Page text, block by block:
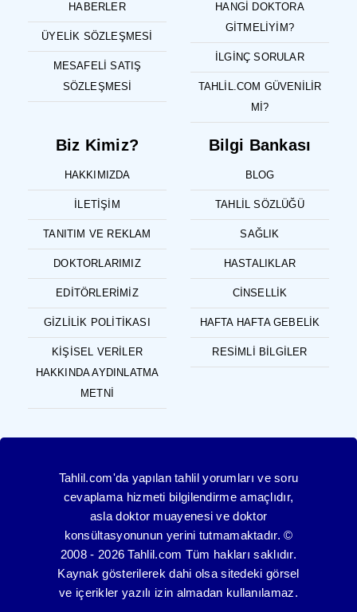
HABERLER
ÜYELIK SÖZLEŞMESI
MESAFELI SATIŞ
SÖZLEŞMESI
HANGI DOKTORA
GITMELIYIM?
İLGINÇ SORULAR
TAHLIL.COM GÜVENILIR
MI?
Biz Kimiz?
HAKKIMIZDA
İLETIŞIM
TANITIM VE REKLAM
DOKTORLARIMIZ
EDITÖRLERIMIZ
GIZLILIK POLITIKASI
KIŞISEL VERILER
HAKKINDA AYDINLATMA
METNI
Bilgi Bankası
BLOG
TAHLIL SÖZLÜĞÜ
SAĞLIK
HASTALIKLAR
CINSELLIK
HAFTA HAFTA GEBELIK
RESIMLI BILGILER
Tahlil.com'da yapılan tahlil yorumları ve soru
cevaplama hizmeti bilgilendirme amaçlıdır,
asla doktor muayenesi ve doktor
konsültasyonunun yerini tutmamaktadır. ©
2008 - 2026 Tahlil.com Tüm hakları saklıdır.
Kaynak gösterilerek dahi olsa sitedeki görsel
ve içerikler yazılı izin almadan kullanılamaz.